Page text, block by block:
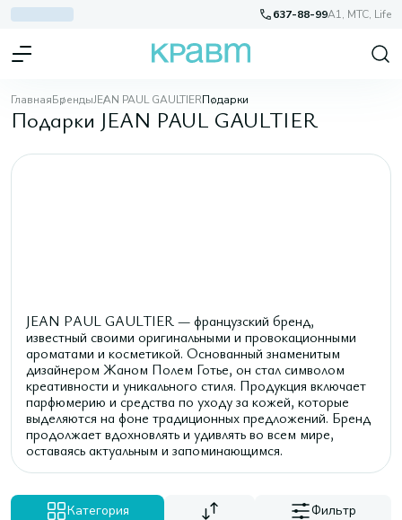
637-88-99A1, МТС, Life
ГлавнаяБрендыJEAN PAUL GAULTIERПодарки
Подарки JEAN PAUL GAULTIER
JEAN PAUL GAULTIER — французский бренд,
известный своими оригинальными и провокационными
ароматами и косметикой. Основанный знаменитым
дизайнером Жаном Полем Готье, он стал символом
креативности и уникального стиля. Продукция включает
парфюмерию и средства по уходу за кожей, которые
выделяются на фоне традиционных предложений. Бренд
продолжает вдохновлять и удивлять во всем мире,
оставаясь актуальным и запоминающимся.
Категория Фильтр